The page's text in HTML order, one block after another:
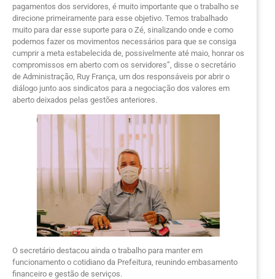
pagamentos dos servidores, é muito importante que o trabalho se
direcione primeiramente para esse objetivo. Temos trabalhado
muito para dar esse suporte para o Zé, sinalizando onde e como
podemos fazer os movimentos necessários para que se consiga
cumprir a meta estabelecida de, possivelmente até maio, honrar os
compromissos em aberto com os servidores”, disse o secretário
de Administração, Ruy França, um dos responsáveis por abrir o
diálogo junto aos sindicatos para a negociação dos valores em
aberto deixados pelas gestões anteriores.
O secretário destacou ainda o trabalho para manter em
funcionamento o cotidiano da Prefeitura, reunindo embasamento
financeiro e gestão de serviços.